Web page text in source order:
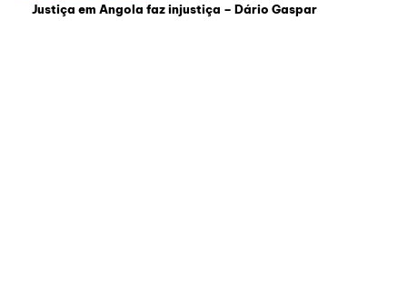
Justiça em Angola faz injustiça – Dário Gaspar